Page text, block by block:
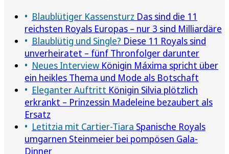
Blaublütiger Kassensturz Das sind die 11
reichsten Royals Europas – nur 3 sind Milliardäre
Blaublütig und Single? Diese 11 Royals sind
unverheiratet – fünf Thronfolger darunter
Neues Interview Königin Máxima spricht über
ein heikles Thema und Mode als Botschaft
Eleganter Auftritt Königin Silvia plötzlich
erkrankt – Prinzessin Madeleine bezaubert als
Ersatz
Letitzia mit Cartier-Tiara Spanische Royals
umgarnen Steinmeier bei pompösen Gala-
Dinner